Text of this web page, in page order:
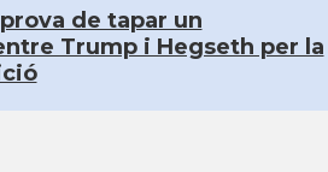
de tapar un
Trump i Hegseth per la